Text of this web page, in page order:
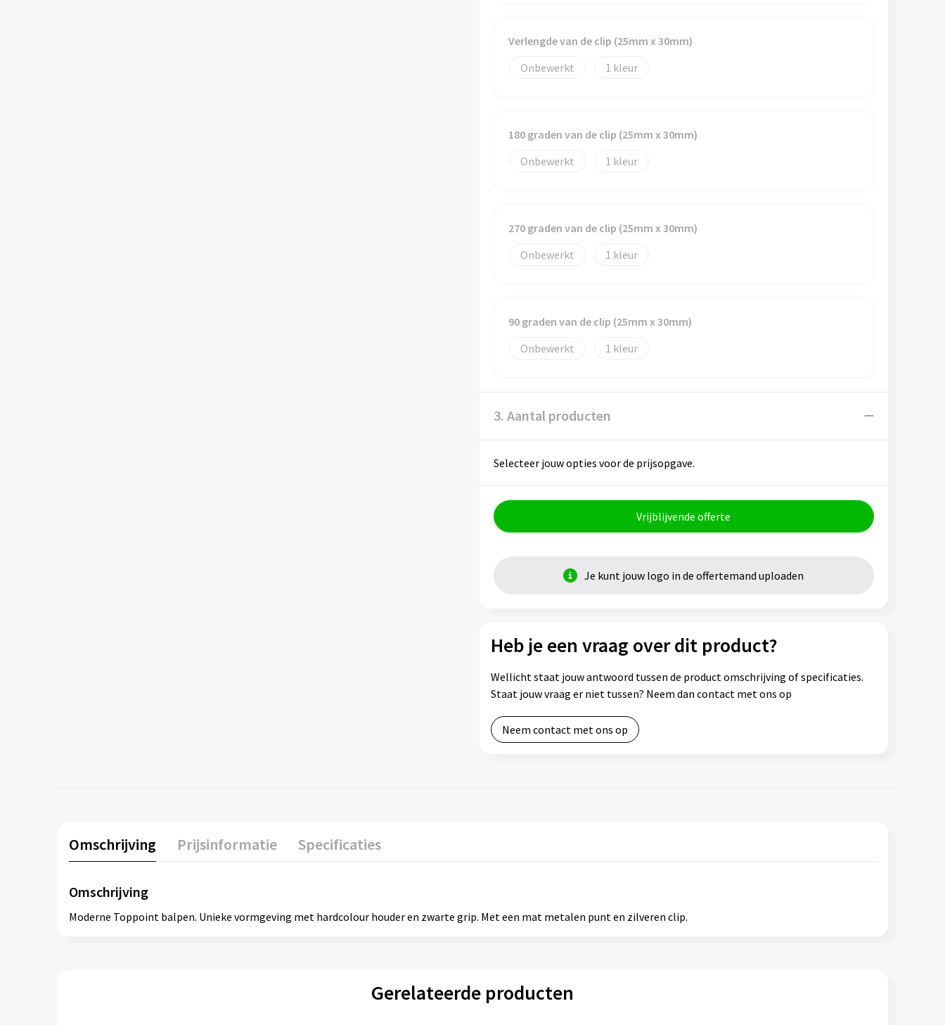
Verlengde van de clip (25mm x 30mm)
Onbewerkt
1
180 graden van de clip (25mm x 30mm)
Onbewerkt
1
270 graden van de clip (25mm x 30mm)
Onbewerkt
1
90 graden van de clip (25mm x 30mm)
Onbewerkt
1
3. Aantal producten
Selecteer jouw opties voor de prijsopgave.
Vrijblijvende offerte
Je kunt jouw logo in de offertemand uploaden
Heb je een vraag over dit product?
Wellicht staat jouw antwoord tussen de product omschrijving of specificaties.
Staat jouw vraag er niet tussen? Neem dan contact met ons op
Neem contact met ons op
Omschrijving Prijsinformatie Specificaties
Omschrijving
Moderne Toppoint balpen. Unieke vormgeving met hardcolour houder en zwarte grip. Met een mat metalen punt en zilveren clip.
Gerelateerde producten